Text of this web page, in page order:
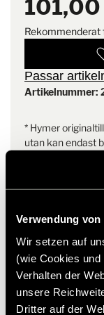
Verwendung von
Wir setzen auf
(wie Cookies
Verhalten der
unsere
Dritter auf der
101,00
Rekommenderat
Passar
Artikelnummer:
* Hymer
utan kan endast
Liknande